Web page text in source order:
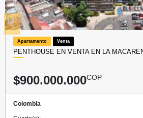
Apartamento Venta
PENTHOUSE EN VENTA EN LA
$900.000.000COP
Colombia
prev